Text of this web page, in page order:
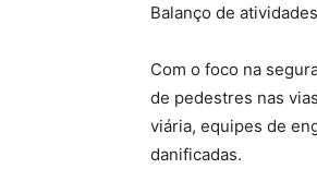
Balanço de atividades
Com o foco na
de pedestres nas
viária, equipes de
danificadas.